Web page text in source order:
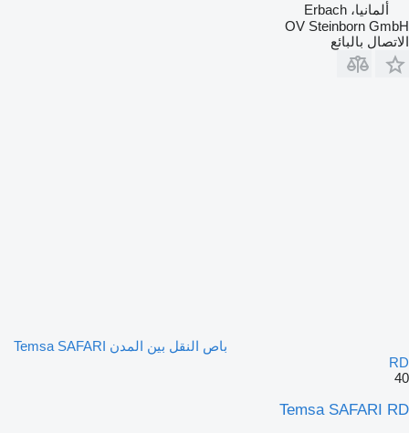
ألمانيا، Erbach
OV Steinborn GmbH
الاتصال بالبائع
باص النقل بين المدن Temsa SAFARI
RD
40
Temsa SAFARI RD